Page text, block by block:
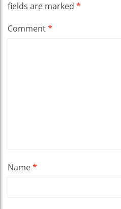
fields are marked *
Comment*
Name*